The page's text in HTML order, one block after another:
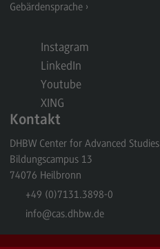
Berufsperspektiven
Governance Sozialer Arbeit
Governance Sozialer Arbeit
Modulangebot
Kontakt
Informatik
Profil-O-Mat Informatik
(External link)
Gebärdensprache
Instagram
LinkedIn
Youtube
XING
Kontakt
DHBW Center for Advanced Studies
Bildungscampus 13
74076 Heilbronn
+49 (0)7131.3898-0
info@cas.dhbw.de